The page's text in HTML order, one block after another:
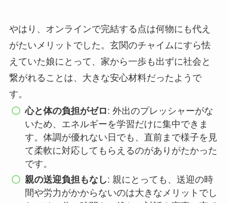
やはり、オンラインで完結する点は何物にも代え
がたいメリットでした。玄関のチャイムにすら怯
えていた娘にとって、家から一歩も出ずに社会と
繋がれることは、大きな安心材料だったようで
す。
心と体の負担がゼロ: 外出のプレッシャーがな
いため、エネルギーを学習だけに集中できま
す。体調が優れない日でも、直前まで様子を見
て柔軟に対応してもらえるのがありがたかった
です。
親の送迎負担もなし: 親にとっても、送迎の時
間や労力がかからないのは大きなメリットでし